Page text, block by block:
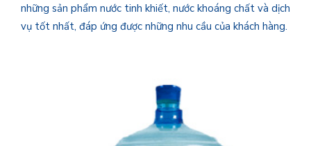
những sản phẩm nước tinh khiết, nước khoáng chất và dịch
vụ tốt nhất, đáp ứng được những nhu cầu của khách hàng.